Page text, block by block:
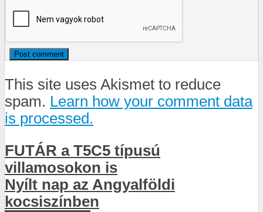
This site uses Akismet to reduce
spam. Learn how your comment data
is processed.
FUTÁR a T5C5 típusú
villamosokon is
Nyílt nap az Angyalföldi
kocsiszínben